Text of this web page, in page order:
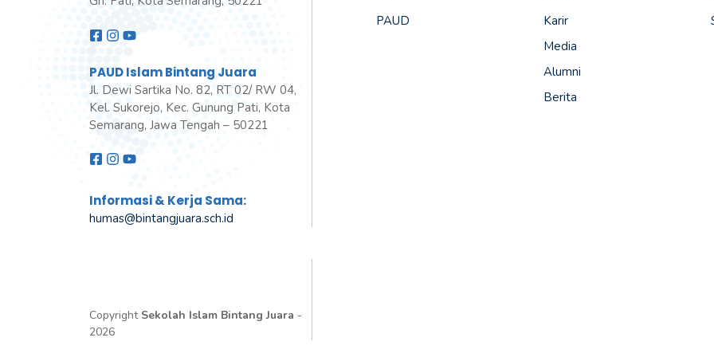
PAUD Islam Bintang Juara
Jl. Dewi Sartika No. 82, RT 02/ RW 04,
Kel. Sukorejo, Kec. Gunung Pati, Kota
Semarang, Jawa Tengah – 50221
Informasi & Kerja Sama:
humas@bintangjuara.sch.id
PAUD
Karir
Media
Alumni
Berita
Copyright Sekolah Islam Bintang Juara -
2026